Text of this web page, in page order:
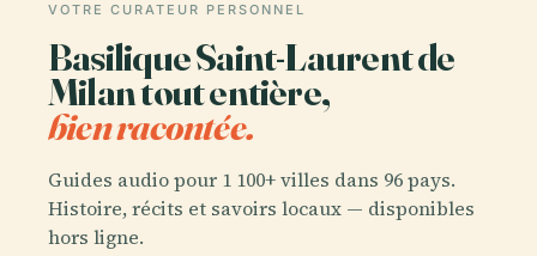
VOTRE CURATEUR PERSONNEL
Basilique Saint-Laurent de
Milan tout entière,
bien racontée.
Guides audio pour 1 100+ villes dans 96 pays.
Histoire, récits et savoirs locaux — disponibles
hors ligne.